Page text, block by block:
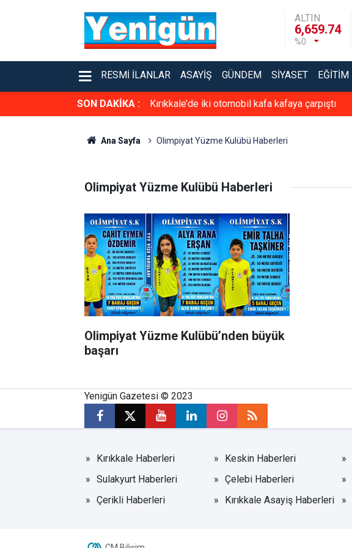
ALTIN
6,659.74
%0
RESMI İLANLAR ASAYIŞ GÜNDEM SIYASET EĞITIM
SON DAKİKA : Kırıkkale’de iki otomobil kafa kafaya çarpıştı
Ana Sayfa Olimpiyat Yüzme Kulübü Haberleri
Olimpiyat Yüzme Kulübü Haberleri
Olimpiyat Yüzme Kulübü’nden büyük
başarı
Yenigün Gazetesi © 2023
Kırıkkale Haberleri Keskin Haberleri
Sulakyurt Haberleri
Çelebi Haberleri
Çerikli Haberleri
Kırıkkale Asayiş Haberleri